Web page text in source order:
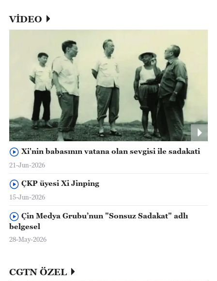
VİDEO
Xi'nin babasının vatana olan sevgisi ile sadakati
21-Jun-2026
ÇKP üyesi Xi Jinping
15-Jun-2026
Çin Medya Grubu’nun "Sonsuz Sadakat" adlı
belgesel
28-May-2026
CGTN ÖZEL